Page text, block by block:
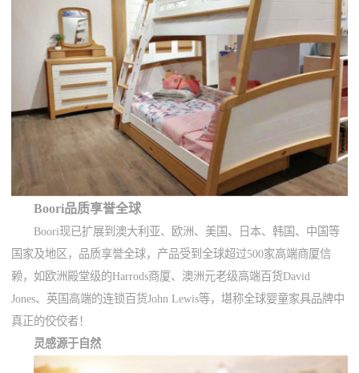
Boori品质享誉全球
Boori现已扩展到澳大利亚、欧洲、美国、日本、韩国、中国等
国家及地区，品质享誉全球，产品受到全球超过500家高端商厦信
赖，如欧洲殿堂级的Harrods商厦、澳洲元老级高端百货David
Jones、英国高端的连锁百货John Lewis等，堪称全球婴童家具品牌中
真正的佼佼者！
灵感源于自然